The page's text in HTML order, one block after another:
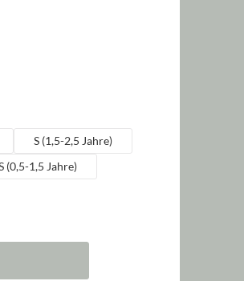
S (1,5-2,5 Jahre)
(0,5-1,5 Jahre)
gewünschten Wert ein